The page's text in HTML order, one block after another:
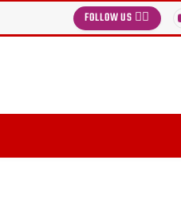
FOLLOW US 👉🏻